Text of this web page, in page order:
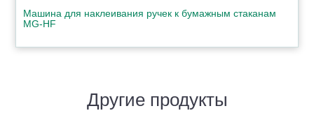
Машина для наклеивания ручек к бумажным стаканам
MG-HF
Другие продукты